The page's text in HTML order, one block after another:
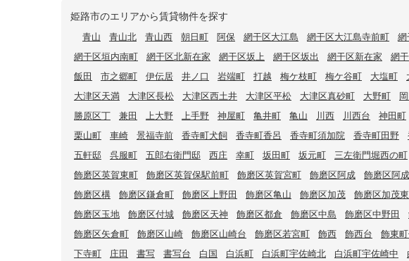
姫路市のエリアから賃貸物件を探す
青山 青山北 青山西 朝日町 阿保 網干区大江島 網干区大江島寺前町 網
網干区垣内南町
網干区北新在家 網干区坂上 網干区坂出 網干区新在家 網
飯田
市之郷町 伊伝居 井ノ口 岩端町 打越 梅ケ枝町 梅ケ谷町 大塩町
大津区天満
大津区長松 大津区西土井 大津区平松 大津区真砂町 大野町
勝原区丁
兼田 上大野 上手野 神屋町 亀井町 亀山 川西 川西台 神田町
栗山町
車崎 景福寺前 香寺町犬飼 香寺町香呂 香寺町須加院 香寺町田野
五軒邸
呉服町 五郎右衛門邸 西庄 幸町 坂田町 坂元町 三左衛門堀西の町
飾磨区英賀東町
飾磨区英賀保駅前町 飾磨区英賀宮町 飾磨区阿成 飾磨区阿
飾磨区構
飾磨区鎌倉町 飾磨区上野田 飾磨区亀山 飾磨区加茂 飾磨区加茂東
飾磨区玉地
飾磨区付城 飾磨区天神 飾磨区都倉 飾磨区中島 飾磨区中野田
飾磨区矢倉町
飾磨区山崎 飾磨区山崎台 飾磨区若宮町 飾西 飾西台 飾東
下寺町
庄田 書写 書写台 白国 白浜町 白浜町宇佐崎北 白浜町宇佐崎中